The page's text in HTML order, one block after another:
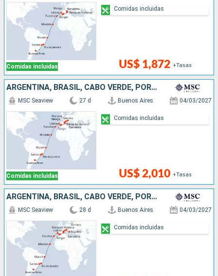
Comidas incluidas US$ 1,872 +Tasas
Comidas incluidas
ARGENTINA, BRASIL, CABO VERDE, PORTUGAL, MARRUECOS, ESPAÑA, FRANCIA, ITALIA
Comidas incluidas
MSC Seaview 27 d Buenos Aires 04/03/2027
US$ 2,010 +Tasas
Comidas incluidas
ARGENTINA, BRASIL, CABO VERDE, PORTUGAL, MARRUECOS, ESPAÑA, FRANCIA, ITALIA
MSC Seaview 28 d Buenos Aires 04/03/2027
Comidas incluidas